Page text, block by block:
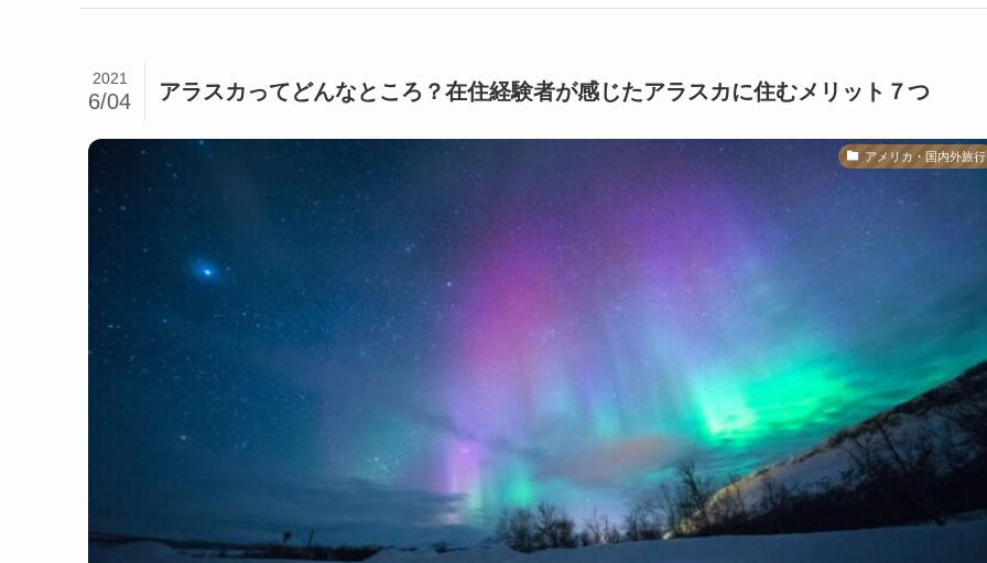
アラスカってどんなところ？在住経験者が感じたアラスカに住むメリット７つ
2021
6/04
アメリカ・国内外旅行